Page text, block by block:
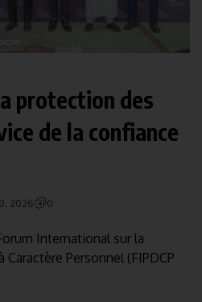
protection des
de la confiance
2026 0
International sur la
Personnel (FIPDCP